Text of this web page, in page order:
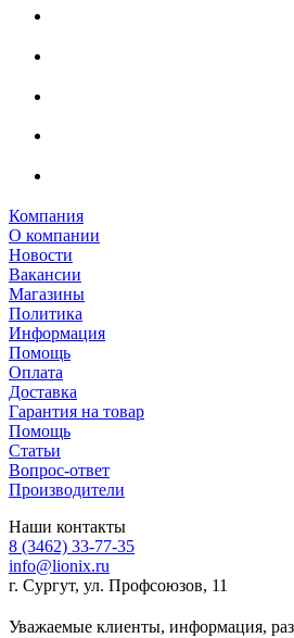
Компания
О компании
Новости
Вакансии
Магазины
Политика
Информация
Помощь
Оплата
Доставка
Гарантия на товар
Помощь
Статьи
Вопрос-ответ
Производители
Наши контакты
8 (3462) 33-77-35
info@lionix.ru
г. Сургут, ул. Профсоюзов, 11
Уважаемые клиенты, информация,